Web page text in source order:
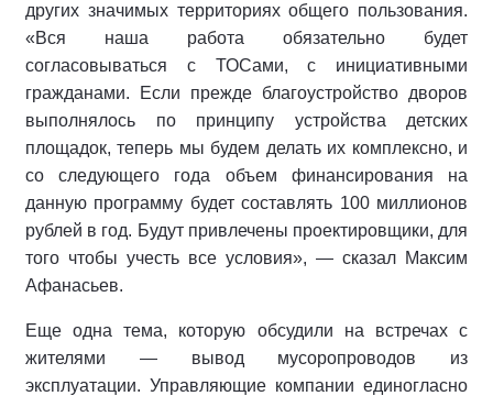
других значимых территориях общего пользования.
«Вся наша работа обязательно будет
согласовываться с ТОСами, с инициативными
гражданами. Если прежде благоустройство дворов
выполнялось по принципу устройства детских
площадок, теперь мы будем делать их комплексно, и
со следующего года объем финансирования на
данную программу будет составлять 100 миллионов
рублей в год. Будут привлечены проектировщики, для
того чтобы учесть все условия», — сказал Максим
Афанасьев.
Еще одна тема, которую обсудили на встречах с
жителями — вывод мусоропроводов из
эксплуатации. Управляющие компании единогласно